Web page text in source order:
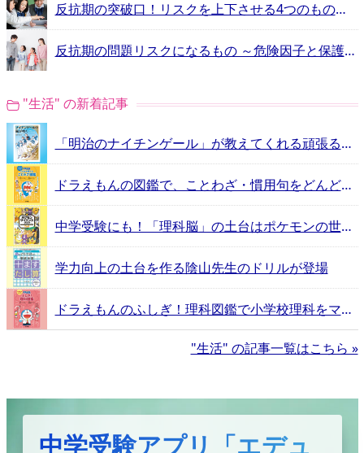
反抗期の突破口！リスクを上下させる4つのもの【反抗期を科学する・8】
反抗期の問題リスクになるもの ～危険因子と保護因子を知る【反抗期を科学する・7】
"生活" の新着記事
「明治のナイチンゲール」が教えてくれる頑張るヒントとは？
ドラえもんの図鑑で、ことわざ・慣用句をどんどん覚えよう！
中学受験にも！「理科脳」の土台はポケモンの世界にあった
学力向上の土台を作る陰山先生のドリルが登場
ドラえもんのふしぎ！理科図鑑で小学校理科をマスター！
"生活" の記事一覧はこちら »
中学受験アプリ「エデュ